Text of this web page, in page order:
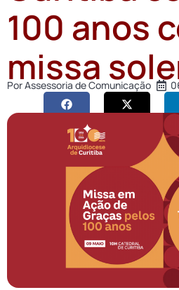
100 anos
missa
PorAssessoria de Comunicação